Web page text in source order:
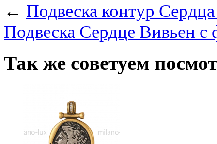
← Подвеска контур
Подвеска Сердце Вивьен
Так же советуем